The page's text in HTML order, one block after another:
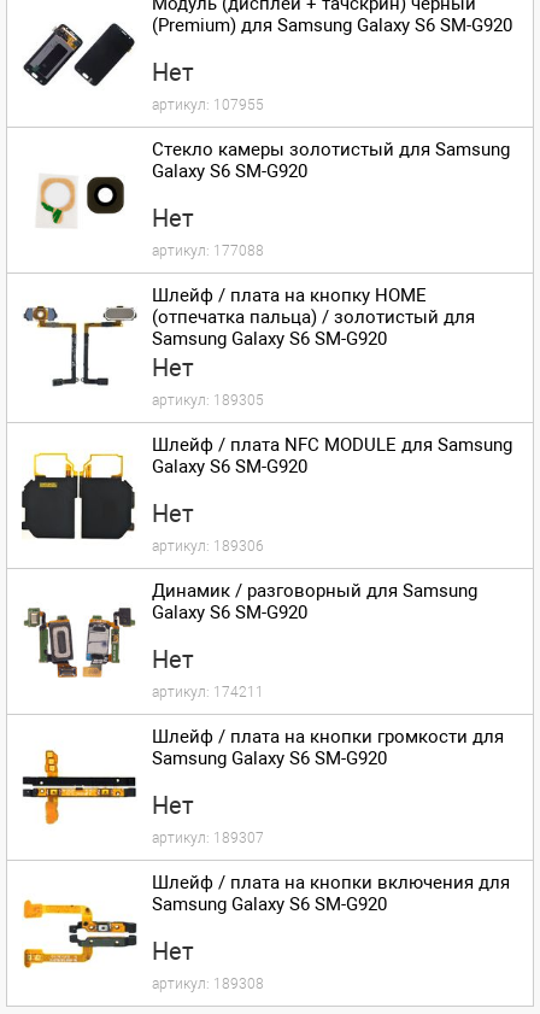
(Premium) для Samsung Galaxy S6 SM-G920
Нет
артикул: 107955
Стекло камеры золотистый для Samsung
Galaxy S6 SM-G920
Нет
артикул: 177088
Шлейф / плата на кнопку HOME
(отпечатка пальца) / золотистый для
Samsung Galaxy S6 SM-G920
Нет
артикул: 189305
Шлейф / плата NFC MODULE для Samsung
Galaxy S6 SM-G920
Нет
артикул: 189306
Динамик / разговорный для Samsung
Galaxy S6 SM-G920
Нет
артикул: 174211
Шлейф / плата на кнопки громкости для
Samsung Galaxy S6 SM-G920
Нет
артикул: 189307
Шлейф / плата на кнопки включения для
Samsung Galaxy S6 SM-G920
Нет
артикул: 189308